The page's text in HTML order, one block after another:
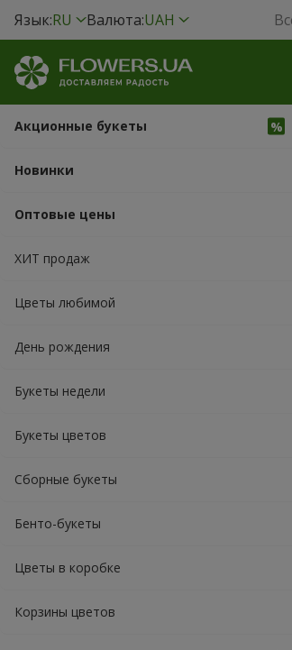
Язык:RU Валюта:UAH
Акционные букеты
Новинки
Оптовые цены
ХИТ продаж
Цветы любимой
День рождения
Букеты недели
Букеты цветов
Сборные букеты
Бенто-букеты
Цветы в коробке
Корзины цветов